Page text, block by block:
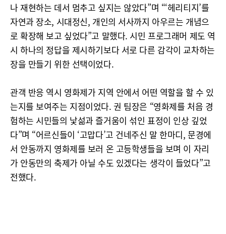
나 재현하는 데서 멈추고 싶지는 않았다”며 “‘헤리티지’를
자연과 장소, 시대정신, 개인의 서사까지 아우르는 개념으
로 확장해 보고 싶었다”고 말했다. 시민 프로그래머 제도 역
시 하나의 정답을 제시하기보다 서로 다른 감각이 교차하는
장을 만들기 위한 선택이었다.
관객 반응 역시 영화제가 지역 안에서 어떤 역할을 할 수 있
는지를 보여주는 지점이었다. 권 팀장은 “영화제를 처음 경
험하는 시민들의 낯섦과 즐거움이 섞인 표정이 인상 깊었
다”며 “어르신들이 ‘고맙다’고 건네주신 말 한마디, 문경에
서 안동까지 영화제를 보러 온 고등학생들을 보며 이 자리
가 안동만의 축제가 아닐 수도 있겠다는 생각이 들었다”고
전했다.